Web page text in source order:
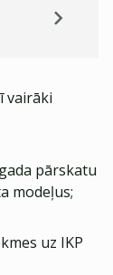
vairāki
pārskatu
modeļus;
uz IKP